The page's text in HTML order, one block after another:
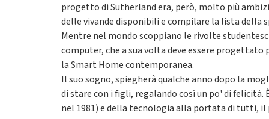
progetto di Sutherland era, però, molto più
delle vivande disponibili e compilare la lista della
Mentre nel mondo scoppiano le rivolte
computer, che a sua volta deve essere
la Smart Home contemporanea.
Il suo sogno, spiegherà qualche anno dopo la
di stare con i figli, regalando così un po' di
nel 1981) e della tecnologia alla portata di tutti,